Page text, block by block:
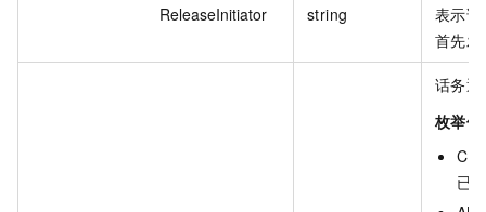
ReleaseInitiator string
表示
首先
话务
枚举值
已